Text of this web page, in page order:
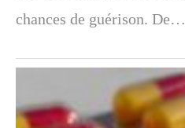
chances de guérison. De…